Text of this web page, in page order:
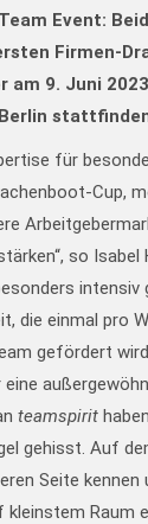
Event:
Firmen-
am 9. Juni
für
Cup,
so Isabel
intensiv
die einmal pro
gefördert
teamspirit
gehisst. Auf
Seite kennen
Raum